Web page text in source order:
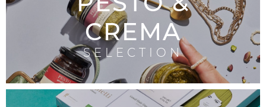
CREMA
SELECTION